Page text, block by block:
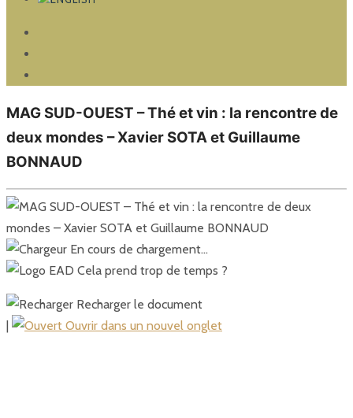
MAG SUD-OUEST – Thé et vin : la rencontre de
deux mondes – Xavier SOTA et Guillaume
BONNAUD
En cours de chargement…
Cela prend trop de temps ?
Recharger le document
Ouvrir dans un nouvel onglet